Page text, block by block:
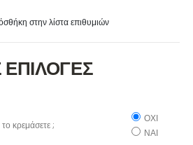
στην λίστα επιθυμιών
ΕΠΙΛΟΓΕΣ
κρεμάσετε ;
ΟΧΙ
ΝΑΙ